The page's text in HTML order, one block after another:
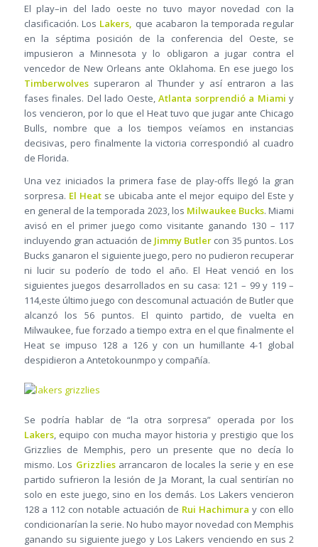
El play–in del lado oeste no tuvo mayor novedad con la
clasificación. Los Lakers, que acabaron la temporada regular
en la séptima posición de la conferencia del Oeste, se
impusieron a Minnesota y lo obligaron a jugar contra el
vencedor de New Orleans ante Oklahoma. En ese juego los
Timberwolvessuperaron al Thunder y así entraron a las
fases finales. Del lado Oeste,Atlanta sorprendió a Miami y
los vencieron, por lo que el Heat tuvo que jugar ante Chicago
Bulls, nombre que a los tiempos veíamos en instancias
decisivas, pero finalmente la victoria correspondió al cuadro
de Florida.
Una vez iniciados la primera fase de play-offs llegó la gran
sorpresa. El Heat se ubicaba ante el mejor equipo del Este y
en general de la temporada 2023, los Milwaukee Bucks. Miami
avisó en el primer juego como visitante ganando 130 – 117
incluyendo gran actuación de Jimmy Butler con 35 puntos. Los
Bucks ganaron el siguiente juego, pero no pudieron recuperar
ni lucir su poderío de todo el año. El Heat venció en los
siguientes juegos desarrollados en su casa: 121 – 99 y 119 –
114,este último juego con descomunal actuación de Butler que
alcanzó los 56 puntos. El quinto partido, de vuelta en
Milwaukee, fue forzado a tiempo extra en el que finalmente el
Heat se impuso 128 a 126 y con un humillante 4-1 global
despidieron a Antetokounmpo y compañía.
Se podría hablar de “la otra sorpresa” operada por los
Lakers, equipo con mucha mayor historia y prestigio que los
Grizzlies de Memphis, pero un presente que no decía lo
mismo. Los Grizzliesarrancaron de locales la serie y en ese
partido sufrieron la lesión de Ja Morant, la cual sentirían no
solo en este juego, sino en los demás. Los Lakers vencieron
128 a 112 con notable actuación de Rui Hachimura y con ello
condicionarían la serie. No hubo mayor novedad con Memphis
ganando su siguiente juego y Los Lakers venciendo en sus 2